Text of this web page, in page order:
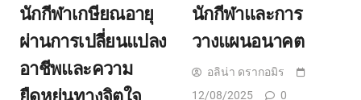
นักกีฬาเกษียณอายุ
ผ่านการเปลี่ยนแปลง
อาชีพและความ
นักกีฬาและการ
วางแผนอนาคต
อลิน่า ดรากอมิร
12/08/2025
0